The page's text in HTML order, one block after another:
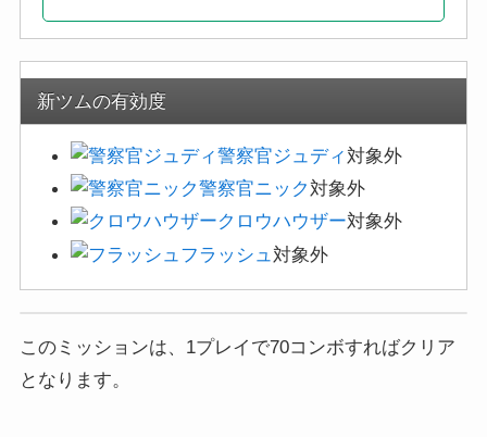
新ツムの有効度
警察官ジュディ対象外
警察官ニック対象外
クロウハウザー対象外
フラッシュ対象外
このミッションは、1プレイで70コンボすればクリア
となります。